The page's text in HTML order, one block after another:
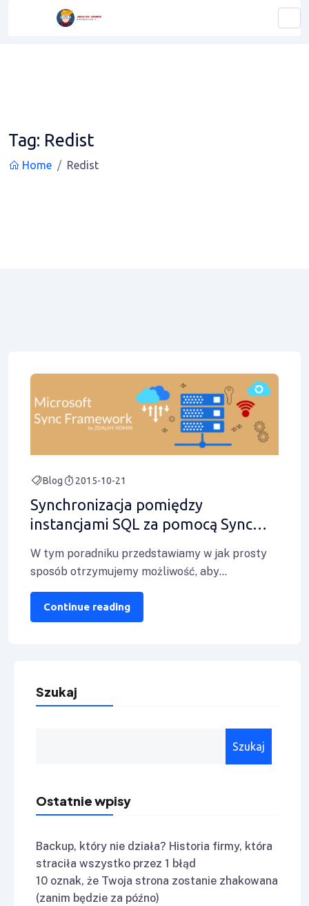
Tag: Redist
Home Redist
Blog 2015-10-21
Synchronizacja pomiędzy
instancjami SQL za pomocą Sync
W tym poradniku przedstawiamy w jak prosty
sposób otrzymujemy możliwość, aby
zsynchronizować dane pomiędzy dwoma
instancjami MS SQL Server. Co
Continue reading
Szukaj
Szukaj
Ostatnie wpisy
Backup, który nie działa? Historia firmy, która
straciła wszystko przez 1 błąd
10 oznak, że Twoja strona zostanie zhakowana
(zanim będzie za późno)